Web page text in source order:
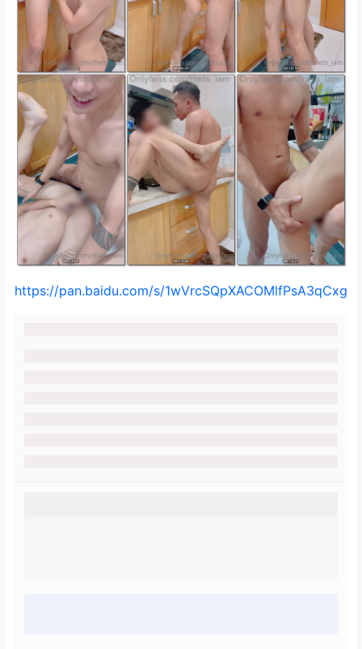
https://pan.baidu.com/s/1wVrcSQpXACOMlfPsA3qCxg